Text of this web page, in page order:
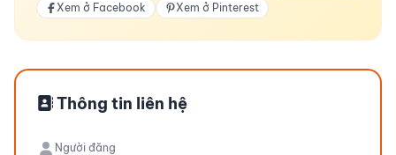
Xem ở Facebook
Xem ở Pinterest
Thông tin liên hệ
Người đăng